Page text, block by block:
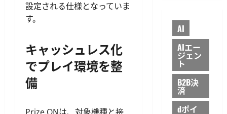
設定される仕様となっていま
す。
キャッシュレス化
でプレイ環境を整
備
AI
AIエー
ジェン
ト
B2B決
済
dポイ